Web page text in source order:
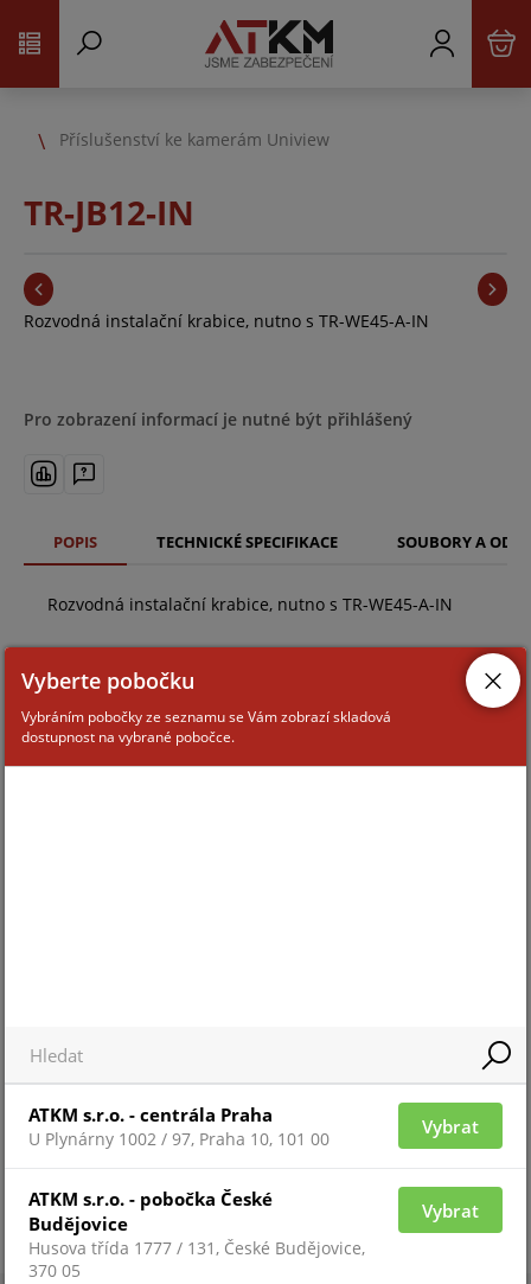
Příslušenství ke kamerám Uniview
TR-JB12-IN
Rozvodná instalační krabice, nutno s TR-WE45-A-IN
Pro zobrazení informací je nutné být přihlášený
POPIS TECHNICKÉ SPECIFIKACE SOUBORY A
Rozvodná instalační krabice, nutno s TR-WE45-A-IN
ZAŘAZENÍ ZBOŽÍ
Vyberte pobočku
Vybráním pobočky ze seznamu se Vám zobrazí skladová
dostupnost na vybrané pobočce.
ATKM s.r.o. - centrála Praha
U Plynárny 1002 / 97, Praha 10, 101 00
Vybrat
ATKM s.r.o. - pobočka České
Budějovice
Husova třída 1777 / 131, České Budějovice,
370 05
Vybrat